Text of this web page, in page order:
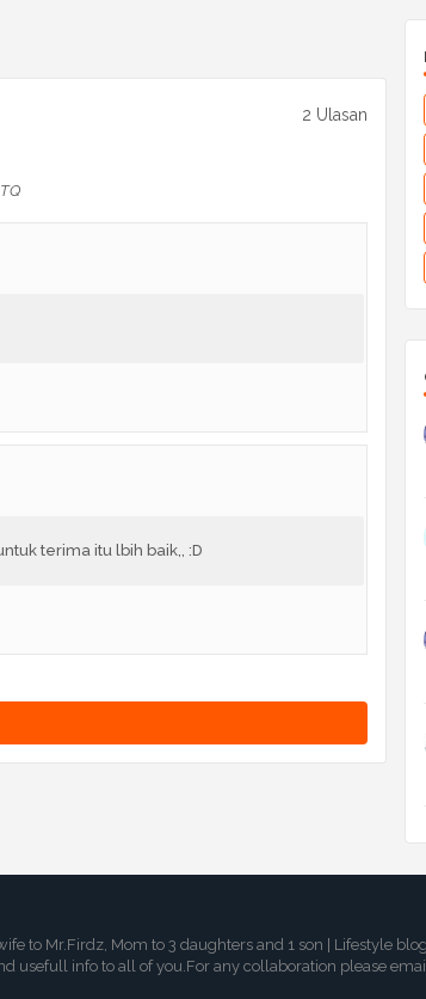
2 Ulasan
terima itu lbih baik,, :D
to Mr.Firdz, Mom to 3 daughters and 1 son | Lifestyle
usefull info to all of you.For any collaboration please